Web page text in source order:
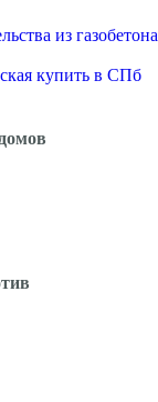
из газобетона
купить в СПб